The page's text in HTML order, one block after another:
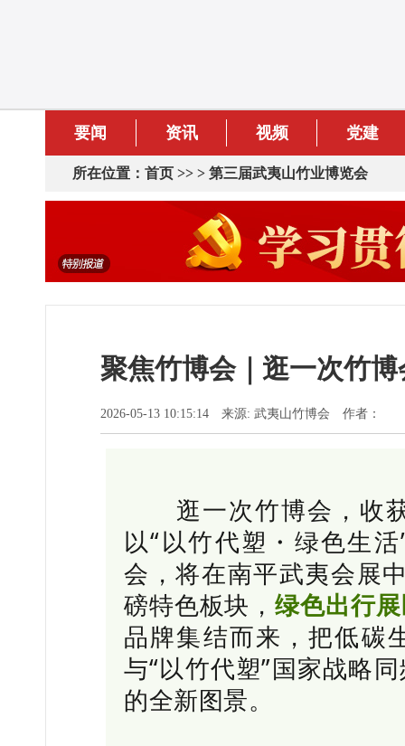
要闻 资讯 视频 党建
所在位置： 首页 >> > 第三届武夷山竹业博览会
聚焦竹博会｜逛一次竹
2026-05-13 10:15:14 来源: 武夷山竹博会 作者：
逛一次竹博会，收获
以“以竹代塑・绿色生
会，将在南平武夷会展
磅特色板块，绿色出行
品牌集结而来，把低碳
与“以竹代塑”国家战略
的全新图景。